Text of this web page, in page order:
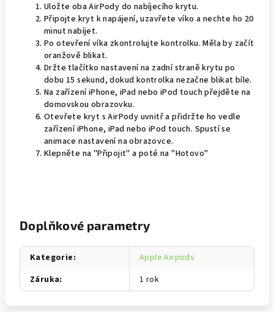
Uložte oba AirPody do nabíjecího krytu.
Připojte kryt k napájení, uzavřete víko a nechte ho 20
minut nabíjet.
Po otevření víka zkontrolujte kontrolku. Měla by začít
oranžově blikat.
Držte tlačítko nastavení na zadní straně krytu po
dobu 15 sekund, dokud kontrolka nezačne blikat bíle.
Na zařízení iPhone, iPad nebo iPod touch přejděte na
domovskou obrazovku.
Otevřete kryt s AirPody uvnitř a přidržte ho vedle
zařízení iPhone, iPad nebo iPod touch. Spustí se
animace nastavení na obrazovce.
Klepněte na "Připojit" a poté na "Hotovo"
Doplňkové parametry
Kategorie:
Apple Airpods
Záruka: 1 rok